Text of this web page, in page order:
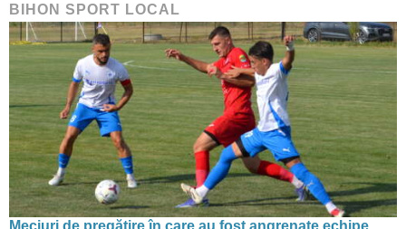
BIHON SPORT LOCAL
Meciuri de pregătire în care au fost angrenate echipe